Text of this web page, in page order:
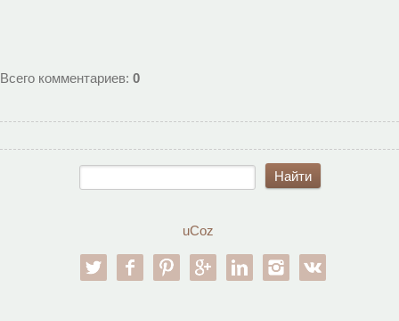
Всего комментариев: 0
uCoz
twitter facebookpinterestgoogle-pllinkedin instagram